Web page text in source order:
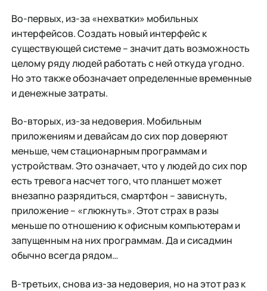
Во-первых, из-за «нехватки» мобильных
интерфейсов. Создать новый интерфейс к
существующей системе – значит дать возможность
целому ряду людей работать с ней откуда угодно.
Но это также обозначает определенные временные
и денежные затраты.
Во-вторых, из-за недоверия. Мобильным
приложениям и девайсам до сих пор доверяют
меньше, чем стационарным программам и
устройствам. Это означает, что у людей до сих пор
есть тревога насчет того, что планшет может
внезапно разрядиться, смартфон – зависнуть,
приложение – «глюкнуть». Этот страх в разы
меньше по отношению к офисным компьютерам и
запущенным на них программам. Да и сисадмин
обычно всегда рядом…
В-третьих, снова из-за недоверия, но на этот раз к